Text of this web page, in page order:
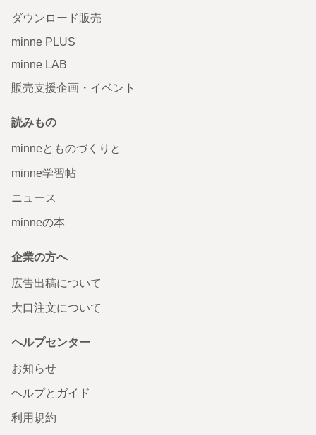
ダウンロード販売
minne PLUS
minne LAB
販売支援企画・イベント
読みもの
minneとものづくりと
minne学習帖
ニュース
minneの本
企業の方へ
広告出稿について
大口注文について
ヘルプセンター
お知らせ
ヘルプとガイド
利用規約